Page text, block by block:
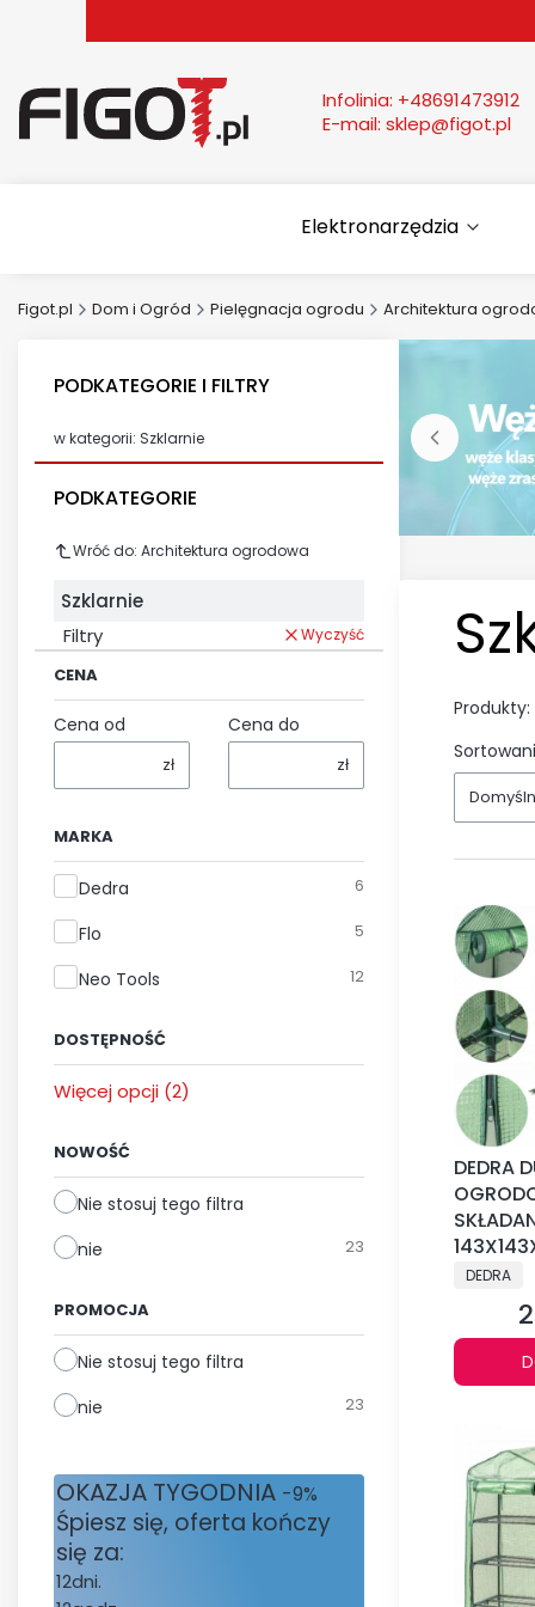
Infolinia: +48691473912
E-mail: sklep@figot.pl
Elektronarzędzia
Figot.pl Dom i Ogród Pielęgnacja ogrodu Architektura
PODKATEGORIE I FILTRY
w kategorii: Szklarnie
PODKATEGORIE
Wróć do: Architektura ogrodowa
Szklarnie
Filtry
Wyczyść
CENA
Cena od
zł
Cena do
zł
MARKA
Marka
Dedra 6
Flo 5
Neo Tools 12
DOSTĘPNOŚĆ
Dostępność
Więcej opcji (2)
NOWOŚĆ
Nie stosuj tego filtra
nie
23
PROMOCJA
Nie stosuj tego filtra
nie
23
OKAZJA TYGODNIA -9%
Śpiesz się, oferta kończy
się za:
12dni.
Produkty:
DEDRA
DEDRA